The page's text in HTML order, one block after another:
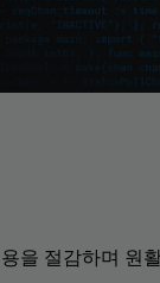
을 절감하며 원